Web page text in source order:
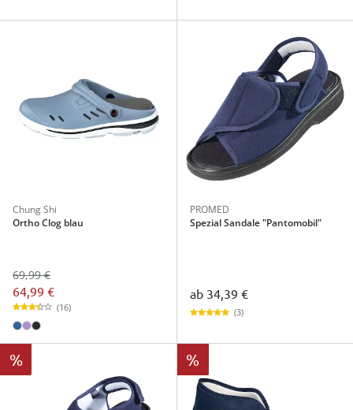
Chung Shi
Ortho Clog blau
69,99 €
64,99 €
(16)
PROMED
Spezial Sandale "Pantomobil"
ab 34,39 €
(3)
% %